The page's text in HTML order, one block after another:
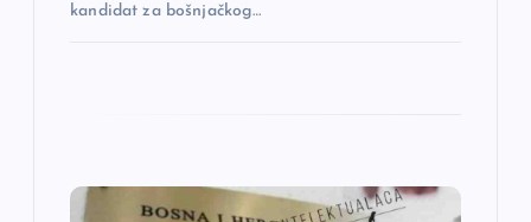
kandidat za bošnjačkog…